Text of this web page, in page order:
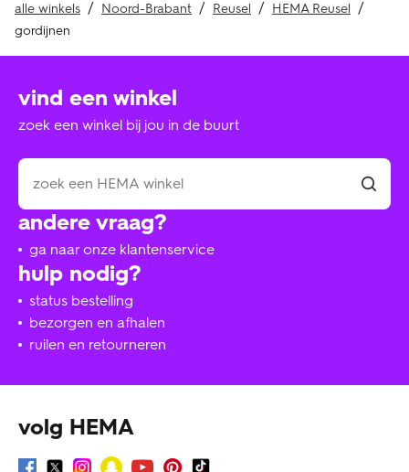
alle winkels Noord-Brabant Reusel
HEMA Reusel
gordijnen
hulp nodig?
status bestelling
bezorgen en afhalen
ruilen en retourneren
andere vraag?
ga naar onze klantenservice
vind een winkel
zoek een winkel bij jou in de buurt
volg HEMA